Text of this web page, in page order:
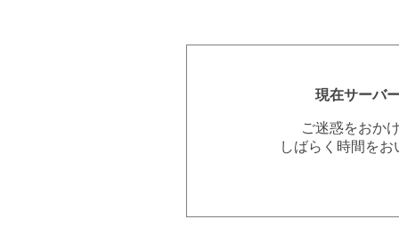
現在サーバ
ご迷惑をおか
しばらく時間を